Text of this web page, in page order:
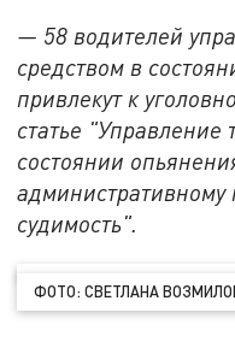
— 58 водителей
средством в
привлекут к
статье "Управление
состоянии
судимость".
ФОТО: СВЕТЛАНА